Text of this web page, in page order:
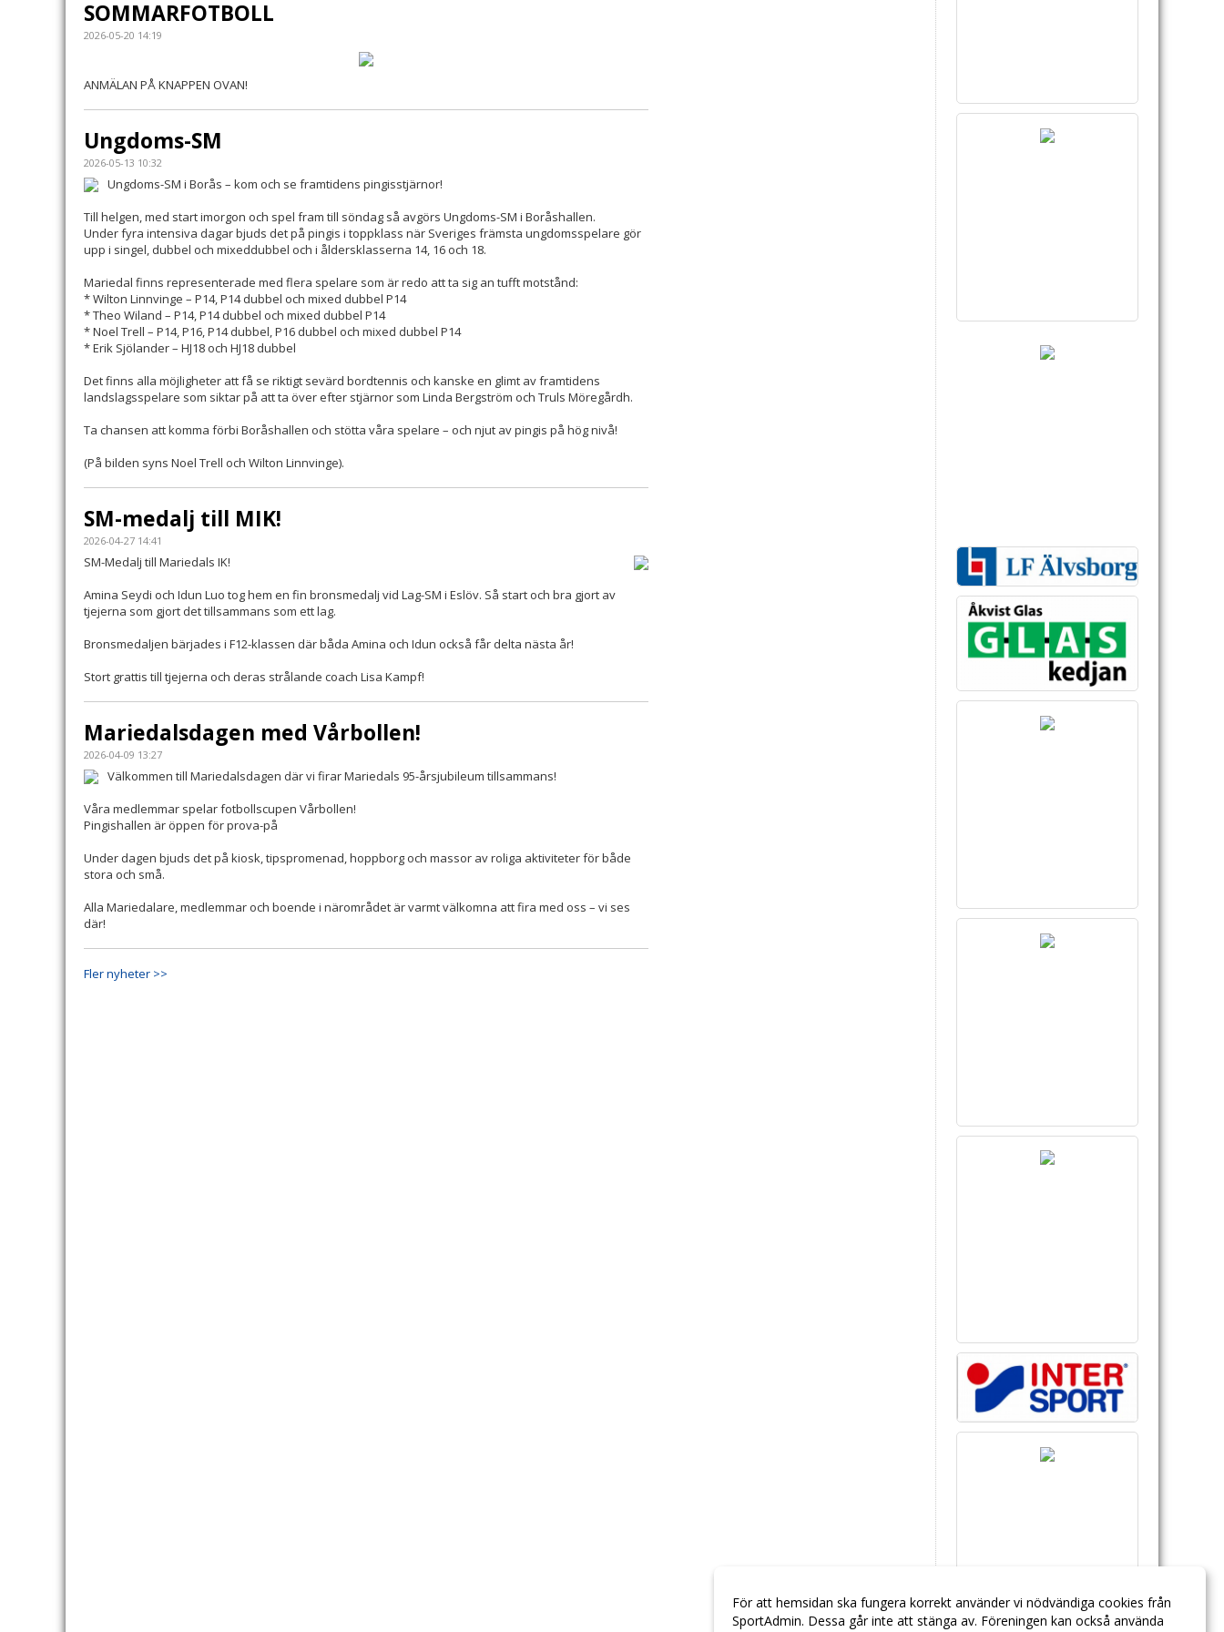
SOMMARFOTBOLL
2026-05-20 14:19
ANMÄLAN PÅ KNAPPEN OVAN!
Ungdoms-SM
2026-05-13 10:32
Ungdoms-SM i Borås – kom och se framtidens pingisstjärnor!
Till helgen, med start imorgon och spel fram till söndag så avgörs Ungdoms-SM i Boråshallen.
Under fyra intensiva dagar bjuds det på pingis i toppklass när Sveriges främsta ungdomsspelare gör
upp i singel, dubbel och mixeddubbel och i åldersklasserna 14, 16 och 18.
Mariedal finns representerade med flera spelare som är redo att ta sig an tufft motstånd:
* Wilton Linnvinge – P14, P14 dubbel och mixed dubbel P14
* Theo Wiland – P14, P14 dubbel och mixed dubbel P14
* Noel Trell – P14, P16, P14 dubbel, P16 dubbel och mixed dubbel P14
* Erik Sjölander – HJ18 och HJ18 dubbel
Det finns alla möjligheter att få se riktigt sevärd bordtennis och kanske en glimt av framtidens
landslagsspelare som siktar på att ta över efter stjärnor som Linda Bergström och Truls Möregårdh.
Ta chansen att komma förbi Boråshallen och stötta våra spelare – och njut av pingis på hög nivå!
(På bilden syns Noel Trell och Wilton Linnvinge).
SM-medalj till MIK!
2026-04-27 14:41
SM-Medalj till Mariedals IK!
Amina Seydi och Idun Luo tog hem en fin bronsmedalj vid Lag-SM i Eslöv. Så start och bra gjort av
tjejerna som gjort det tillsammans som ett lag.
Bronsmedaljen bärjades i F12-klassen där båda Amina och Idun också får delta nästa år!
Stort grattis till tjejerna och deras strålande coach Lisa Kampf!
Mariedalsdagen med Vårbollen!
2026-04-09 13:27
Välkommen till Mariedalsdagen där vi firar Mariedals 95-årsjubileum tillsammans!
Våra medlemmar spelar fotbollscupen Vårbollen!
Pingishallen är öppen för prova-på
Under dagen bjuds det på kiosk, tipspromenad, hoppborg och massor av roliga aktiviteter för både
stora och små.
Alla Mariedalare, medlemmar och boende i närområdet är varmt välkomna att fira med oss – vi ses
där!
Fler nyheter >>
För att hemsidan ska fungera korrekt använder vi nödvändiga cookies från
SportAdmin. Dessa går inte att stänga av. Föreningen kan också använda